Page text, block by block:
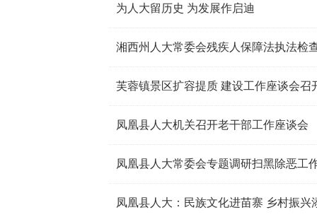
为人大留历史 为发展作启迪
湘西州人大常委会残疾人保障法执法检
芙蓉镇景区扩容提质 建设工作座谈会召
凤凰县人大机关召开老干部工作座谈会
凤凰县人大常委会专题调研扫黑除恶工
凤凰县人大：民族文化进苗寨 乡村振兴